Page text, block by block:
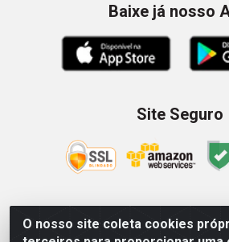
O nosso site coleta cookies
Baixe já nosso
Site Seguro
Zein Importação e Comércio LTDA - Av.